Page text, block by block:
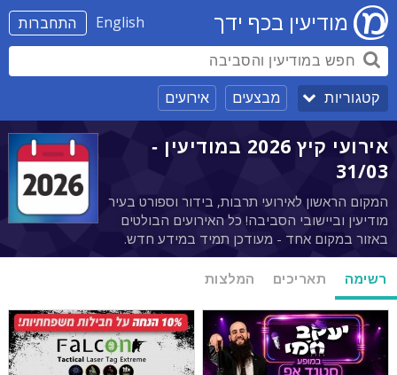
התחברות English מודיעין בכף ידך
קטגוריות מבצעים אירועים
אירועי קיץ 2026 במודיעין -
31/03
המקום הראשון לאירועי תרבות, בידור וספורט בעיר
מודיעין וביישובי הסביבה! כל האירועים הבולטים
באזור במקום אחד - מעודכן תמיד במידע חדש.
רשימה תאריכים המלצות